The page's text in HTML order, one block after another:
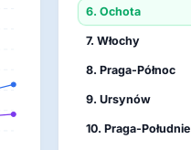
6. Ochota
7. Włochy
8. Praga-Północ
9. Ursynów
10. Praga-Południe